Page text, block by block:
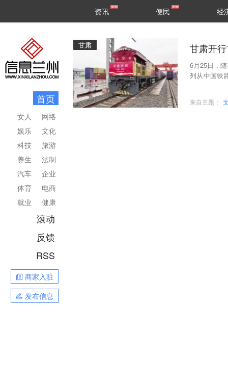
区县
资讯 便民 经
首页
网络
文化
旅游
法制
企业
电商
健康
女人
娱乐
科技
养生
汽车
体育
就业
滚动
反馈
RSS
商家入驻
发布信息
甘肃 甘肃开
6月25日，
列从中国铁
来自主题：